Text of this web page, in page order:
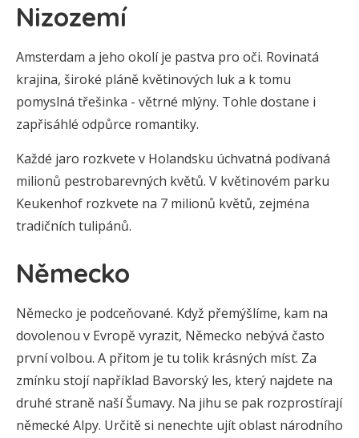
Nizozemí
Amsterdam a jeho okolí je pastva pro oči. Rovinatá
krajina, široké pláně květinových luk a k tomu
pomyslná třešinka - větrné mlýny. Tohle dostane i
zapřisáhlé odpůrce romantiky.
Každé jaro rozkvete v Holandsku úchvatná podívaná
milionů pestrobarevných květů. V květinovém parku
Keukenhof rozkvete na 7 milionů květů, zejména
tradičních tulipánů.
Německo
Německo je podceňované. Když přemýšlíme, kam na
dovolenou v Evropě vyrazit, Německo nebývá často
první volbou. A přitom je tu tolik krásných míst. Za
zmínku stojí například Bavorský les, který najdete na
druhé straně naší Šumavy. Na jihu se pak rozprostírají
německé Alpy. Určitě si nenechte ujít oblast národního